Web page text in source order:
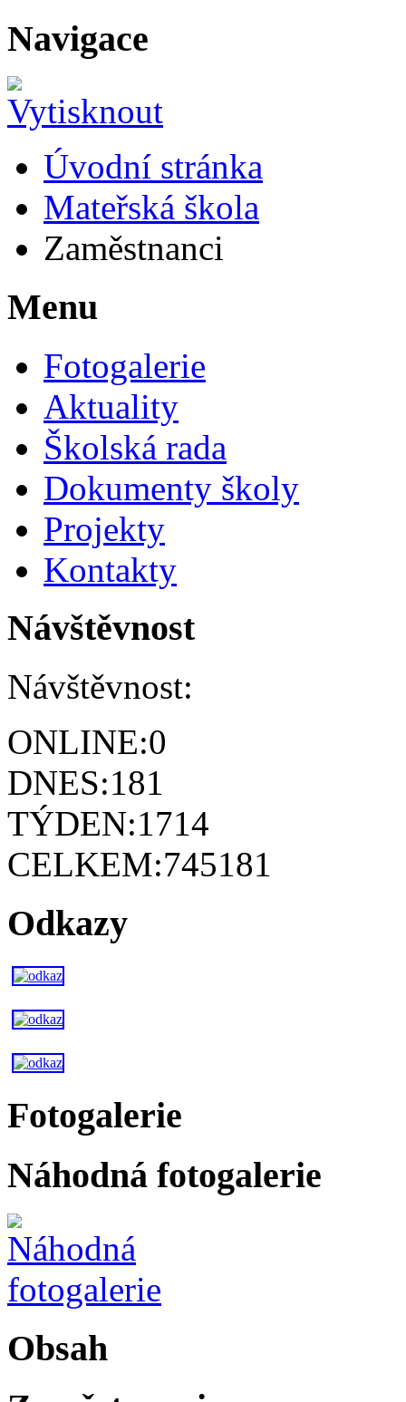
Navigace
Úvodní stránka
Mateřská škola
Zaměstnanci
Menu
Fotogalerie
Aktuality
Školská rada
Dokumenty školy
Projekty
Kontakty
Návštěvnost
Návštěvnost:
ONLINE:0
DNES:181
TÝDEN:1714
CELKEM:745181
Odkazy
Fotogalerie
Náhodná fotogalerie
Obsah